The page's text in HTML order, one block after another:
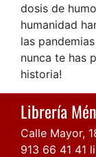
dosis de
humanidad
las
nunca te has
historia!
Librería
Calle Mayor,
913 66 41 41